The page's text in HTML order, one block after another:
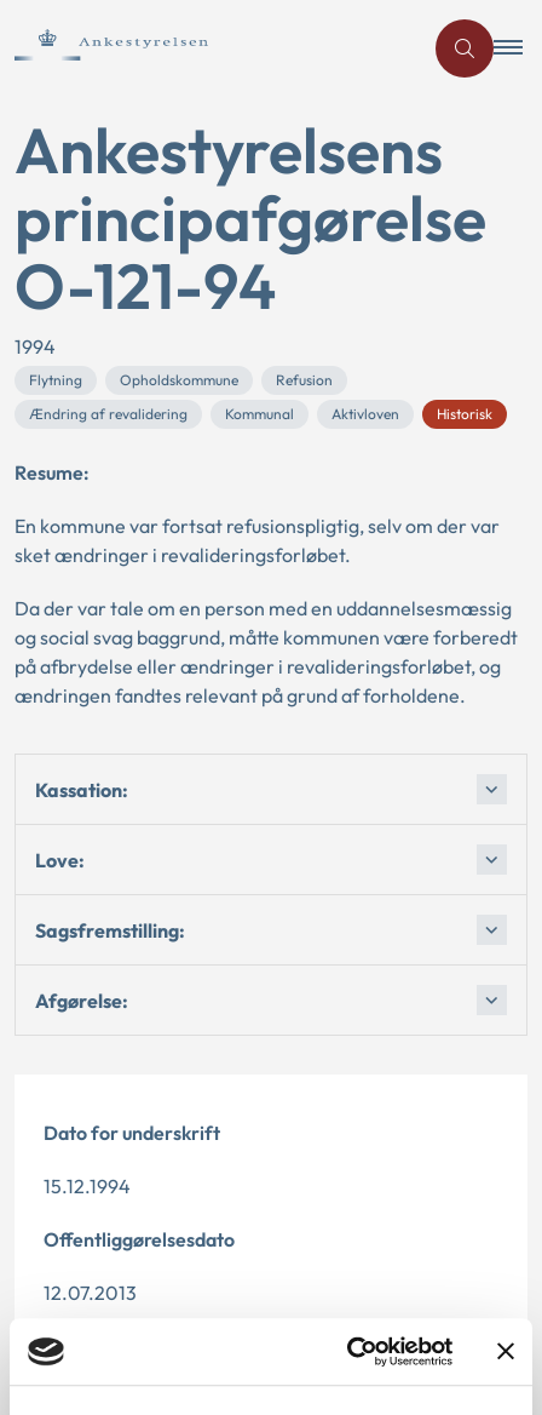
Ankestyrelsens
principafgørelse
O-121-94
1994
Flytning Opholdskommune
Refusion
Ændring af revalidering
Kommunal Aktivloven Historisk
Resume:
En kommune var fortsat refusionspligtig, selv om der var
sket ændringer i revalideringsforløbet.
Da der var tale om en person med en uddannelsesmæssig
og social svag baggrund, måtte kommunen være forberedt
på afbrydelse eller ændringer i revalideringsforløbet, og
ændringen fandtes relevant på grund af forholdene.
Kassation:
Love:
Sagsfremstilling:
Afgørelse:
Dato for underskrift
15.12.1994
Offentliggørelsesdato
12.07.2013
Paragraf